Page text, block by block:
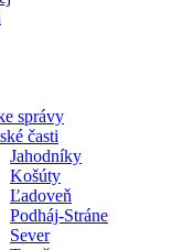
správy
časti
Jahodníky
Košúty
Ľadoveň
Podháj-Stráne
Sever